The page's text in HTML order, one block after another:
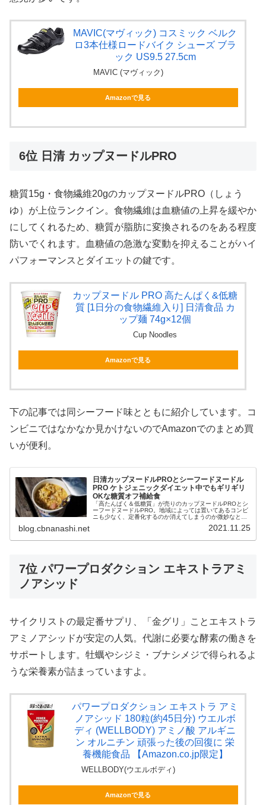
MAVIC(マヴィック) コスミック ベルク
ロ3本仕様ロードバイク シューズ ブラ
ック US9.5 27.5cm
MAVIC (マヴィック)
Amazonで見る
6位 日清 カップヌードルPRO
糖質15g・食物繊維20gのカップヌードルPRO（しょう
ゆ）が上位ランクイン。食物繊維は血糖値の上昇を緩やか
にしてくれるため、糖質が脂肪に変換されるのをある程度
防いでくれます。血糖値の急激な変動を抑えることがハイ
パフォーマンスとダイエットの鍵です。
カップヌードル PRO 高たんぱく&低糖
質 [1日分の食物繊維入り] 日清食品 カ
ップ麺 74g×12個
Cup Noodles
Amazonで見る
下の記事では同シーフード味とともに紹介しています。コ
ンビニではなかなか見かけないのでAmazonでのまとめ買
いが便利。
日清カップヌードルPROとシーフードヌードル
PRO ケトジェニックダイエット中でもギリギリ
OKな糖質オフ補給食
「高たんぱく＆低糖質」が売りのカップヌードルPROとシ
ーフードヌードルPRO。地域によっては置いてあるコンビ
ニも少なく、定番化するのか消えてしまうのか微妙なとこ
blog.cbnanashi.net 2021.11.25
7位 パワープロダクション エキストラアミ
ノアシッド
サイクリストの最定番サプリ、「金グリ」ことエキストラ
アミノアシッドが安定の人気。代謝に必要な酵素の働きを
サポートします。牡蠣やシジミ・ブナシメジで得られるよ
うな栄養素が詰まっていますよ。
パワープロダクション エキストラ アミ
ノアシッド 180粒(約45日分) ウエルボ
ディ (WELLBODY) アミノ酸 アルギニ
ン オルニチン 頑張った後の回復に 栄
養機能食品 【Amazon.co.jp限定】
WELLBODY(ウエルボディ)
Amazonで見る